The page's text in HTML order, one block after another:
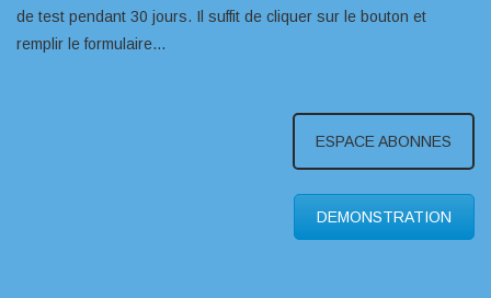
de test pendant 30 jours. Il suffit de cliquer sur le bouton et
remplir le formulaire…
ESPACE ABONNES
DEMONSTRATION